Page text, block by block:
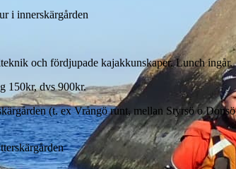
i innerskärgården
och fördjupade kajakkunskaper. Lunch ingår.
150kr, dvs 900kr.
(t. ex Vrångö runt, mellan Styrsö o